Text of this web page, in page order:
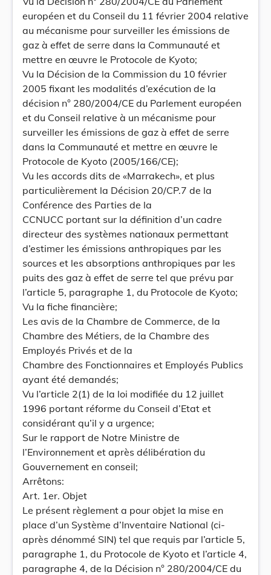
européen et du Conseil du 11 février 2004 relative
au mécanisme pour surveiller les émissions de
gaz à effet de serre dans la Communauté et
mettre en œuvre le Protocole de Kyoto;
Vu la Décision de la Commission du 10 février
2005 fixant les modalités d’exécution de la
décision n° 280/2004/CE du Parlement européen
et du Conseil relative à un mécanisme pour
surveiller les émissions de gaz à effet de serre
dans la Communauté et mettre en œuvre le
Protocole de Kyoto (2005/166/CE);
Vu les accords dits de «Marrakech», et plus
particulièrement la Décision 20/CP.7 de la
Conférence des Parties de la
CCNUCC portant sur la définition d’un cadre
directeur des systèmes nationaux permettant
d’estimer les émissions anthropiques par les
sources et les absorptions anthropiques par les
puits des gaz à effet de serre tel que prévu par
l’article 5, paragraphe 1, du Protocole de Kyoto;
Vu la fiche financière;
Les avis de la Chambre de Commerce, de la
Chambre des Métiers, de la Chambre des
Employés Privés et de la
Chambre des Fonctionnaires et Employés Publics
ayant été demandés;
Vu l’article 2(1) de la loi modifiée du 12 juillet
1996 portant réforme du Conseil d’Etat et
considérant qu’il y a urgence;
Sur le rapport de Notre Ministre de
l’Environnement et après délibération du
Gouvernement en conseil;
Arrêtons:
Art. 1er. Objet
Le présent règlement a pour objet la mise en
place d’un Système d’Inventaire National (ci-
après dénommé SIN) tel que requis par l’article 5,
paragraphe 1, du Protocole de Kyoto et l’article 4,
paragraphe 4, de la Décision n° 280/2004/CE du